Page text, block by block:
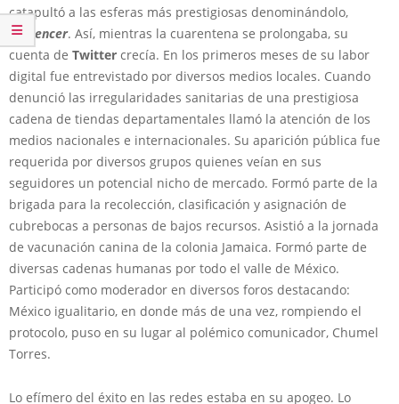
catapultó a las esferas más prestigiosas denominándolo,
influencer. Así, mientras la cuarentena se prolongaba, su
cuenta de Twitter crecía. En los primeros meses de su labor
digital fue entrevistado por diversos medios locales. Cuando
denunció las irregularidades sanitarias de una prestigiosa
cadena de tiendas departamentales llamó la atención de los
medios nacionales e internacionales. Su aparición pública fue
requerida por diversos grupos quienes veían en sus
seguidores un potencial nicho de mercado. Formó parte de la
brigada para la recolección, clasificación y asignación de
cubrebocas a personas de bajos recursos. Asistió a la jornada
de vacunación canina de la colonia Jamaica. Formó parte de
diversas cadenas humanas por todo el valle de México.
Participó como moderador en diversos foros destacando:
México igualitario, en donde más de una vez, rompiendo el
protocolo, puso en su lugar al polémico comunicador, Chumel
Torres.
Lo efímero del éxito en las redes estaba en su apogeo. Lo